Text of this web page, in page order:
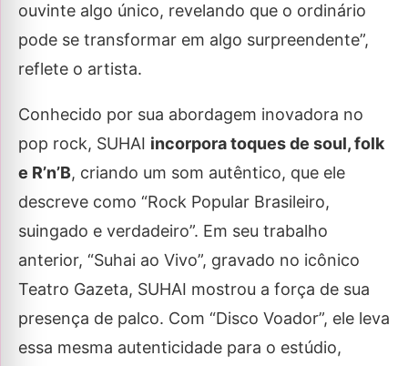
ouvinte algo único, revelando que o ordinário
pode se transformar em algo surpreendente”,
reflete o artista.
Conhecido por sua abordagem inovadora no
pop rock, SUHAI incorpora toques de soul, folk
e R’n’B, criando um som autêntico, que ele
descreve como “Rock Popular Brasileiro,
suingado e verdadeiro”. Em seu trabalho
anterior, “Suhai ao Vivo”, gravado no icônico
Teatro Gazeta, SUHAI mostrou a força de sua
presença de palco. Com “Disco Voador”, ele leva
essa mesma autenticidade para o estúdio,